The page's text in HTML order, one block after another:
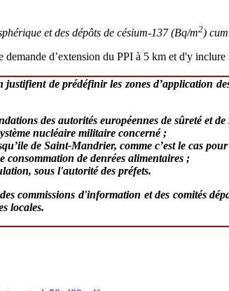
et des dépôts de césium-137 (Bq/m2)
demande d’extension du PPI à 5 km et d'y
de prédéfinir les zones d’application
des autorités européennes de sûreté et
nucléaire militaire concerné ;
de Saint-Mandrier, comme c’est le cas
consommation de denrées alimentaires ;
sous l'autorité des préfets.
commissions d'information et des comités
locales.